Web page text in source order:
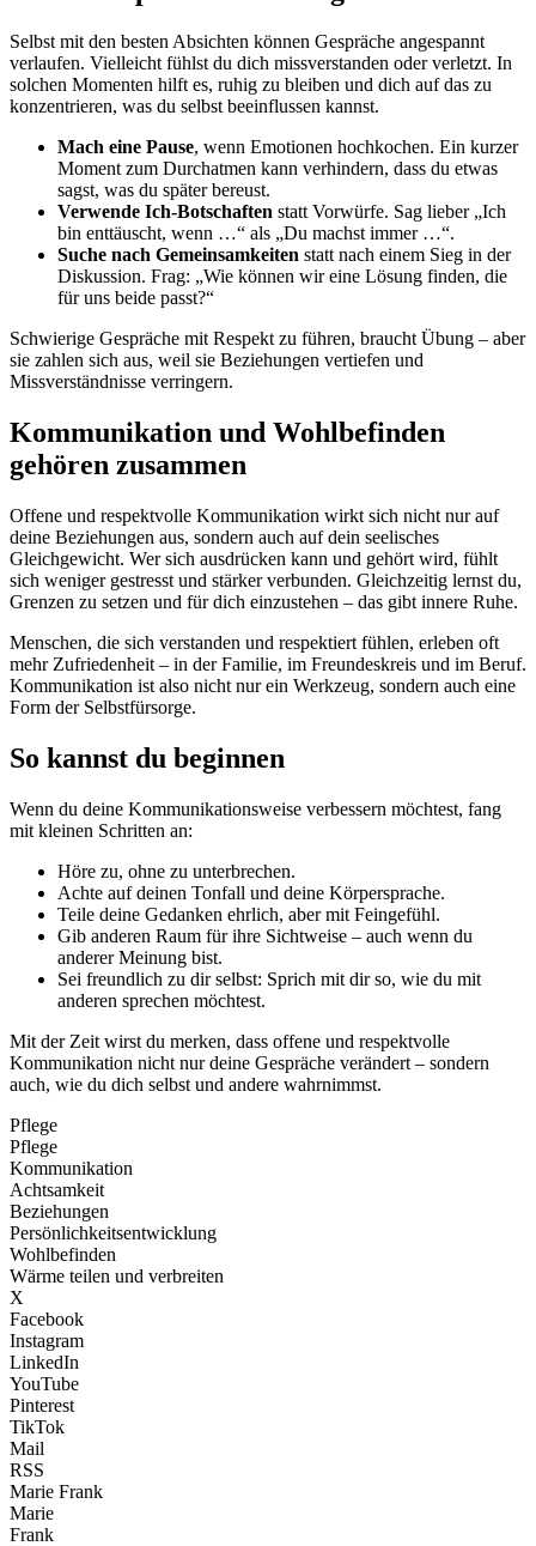
Selbst mit den besten Absichten können Gespräche angespannt
verlaufen. Vielleicht fühlst du dich missverstanden oder verletzt. In
solchen Momenten hilft es, ruhig zu bleiben und dich auf das zu
konzentrieren, was du selbst beeinflussen kannst.
Mach eine Pause, wenn Emotionen hochkochen. Ein kurzer
Moment zum Durchatmen kann verhindern, dass du etwas
sagst, was du später bereust.
Verwende Ich-Botschaften statt Vorwürfe. Sag lieber „Ich
bin enttäuscht, wenn …“ als „Du machst immer …“.
Suche nach Gemeinsamkeiten statt nach einem Sieg in der
Diskussion. Frag: „Wie können wir eine Lösung finden, die
für uns beide passt?“
Schwierige Gespräche mit Respekt zu führen, braucht Übung – aber
sie zahlen sich aus, weil sie Beziehungen vertiefen und
Missverständnisse verringern.
Kommunikation und Wohlbefinden
gehören zusammen
Offene und respektvolle Kommunikation wirkt sich nicht nur auf
deine Beziehungen aus, sondern auch auf dein seelisches
Gleichgewicht. Wer sich ausdrücken kann und gehört wird, fühlt
sich weniger gestresst und stärker verbunden. Gleichzeitig lernst du,
Grenzen zu setzen und für dich einzustehen – das gibt innere Ruhe.
Menschen, die sich verstanden und respektiert fühlen, erleben oft
mehr Zufriedenheit – in der Familie, im Freundeskreis und im Beruf.
Kommunikation ist also nicht nur ein Werkzeug, sondern auch eine
Form der Selbstfürsorge.
So kannst du beginnen
Wenn du deine Kommunikationsweise verbessern möchtest, fang
mit kleinen Schritten an:
Höre zu, ohne zu unterbrechen.
Achte auf deinen Tonfall und deine Körpersprache.
Teile deine Gedanken ehrlich, aber mit Feingefühl.
Gib anderen Raum für ihre Sichtweise – auch wenn du
anderer Meinung bist.
Sei freundlich zu dir selbst: Sprich mit dir so, wie du mit
anderen sprechen möchtest.
Mit der Zeit wirst du merken, dass offene und respektvolle
Kommunikation nicht nur deine Gespräche verändert – sondern
auch, wie du dich selbst und andere wahrnimmst.
Pflege
Pflege
Kommunikation
Achtsamkeit
Beziehungen
Persönlichkeitsentwicklung
Wohlbefinden
Wärme teilen und verbreiten
X
Facebook
Instagram
LinkedIn
YouTube
Pinterest
TikTok
Mail
RSS
Marie Frank
Marie
Frank